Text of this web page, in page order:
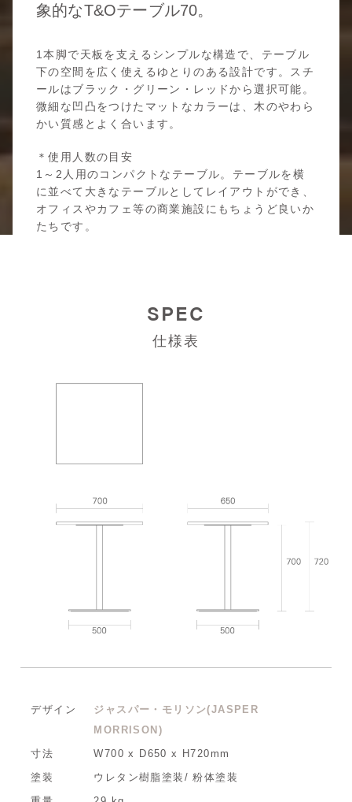
象的なT&Oテーブル70。
1本脚で天板を支えるシンプルな構造で、テーブル
下の空間を広く使えるゆとりのある設計です。スチ
ールはブラック・グリーン・レッドから選択可能。
微細な凹凸をつけたマットなカラーは、木のやわら
かい質感とよく合います。
＊使用人数の目安
1～2人用のコンパクトなテーブル。テーブルを横
に並べて大きなテーブルとしてレイアウトができ、
オフィスやカフェ等の商業施設にもちょうど良いか
たちです。
SPEC
仕様表
デザイン
ジャスパー・モリソン(JASPER
MORRISON)
寸法
W700 x D650 x H720mm
塗装
ウレタン樹脂塗装/ 粉体塗装